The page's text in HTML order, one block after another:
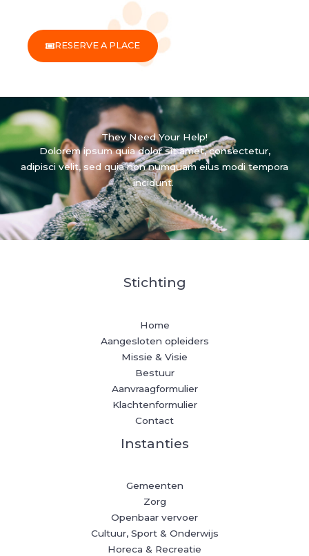
RESERVE A PLACE
They Need Your Help!
Dolorem ipsum quia dolor sit amet, consectetur,
adipisci velit, sed quia non numquam eius modi tempora
incidunt.
Stichting
Home
Aangesloten opleiders
Missie & Visie
Bestuur
Aanvraagformulier
Klachtenformulier
Contact
Instanties
Gemeenten
Zorg
Openbaar vervoer
Cultuur, Sport & Onderwijs
Horeca & Recreatie